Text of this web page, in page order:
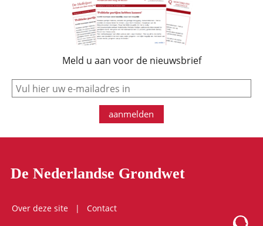
Meld u aan voor de nieuwsbrief
e-mail
aanmelden
De Nederlandse Grondwet
Over deze site
Contact
Logo